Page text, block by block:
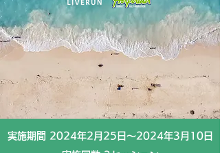
実施期間 2024年2月25日～2024年3月10日